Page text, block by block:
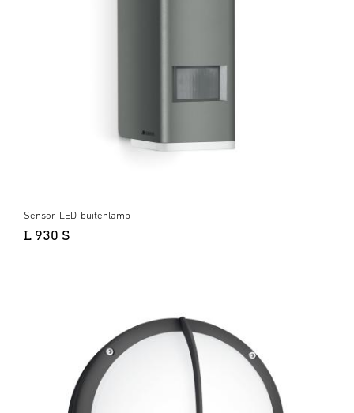
Sensor-LED-buitenlamp
L 930 S